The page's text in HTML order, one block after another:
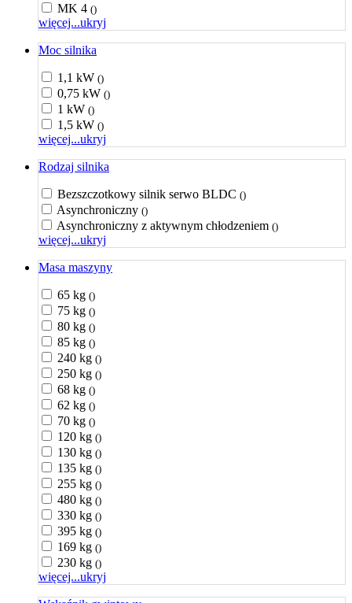
MK 4 ()
więcej...ukryj
Moc silnika
1,1 kW ()
0,75 kW ()
1 kW ()
1,5 kW ()
więcej...ukryj
Rodzaj silnika
Bezszczotkowy silnik serwo BLDC ()
Asynchroniczny ()
Asynchroniczny z aktywnym chłodzeniem ()
więcej...ukryj
Masa maszyny
65 kg ()
75 kg ()
80 kg ()
85 kg ()
240 kg ()
250 kg ()
68 kg ()
62 kg ()
70 kg ()
120 kg ()
130 kg ()
135 kg ()
255 kg ()
480 kg ()
330 kg ()
395 kg ()
169 kg ()
230 kg ()
więcej...ukryj